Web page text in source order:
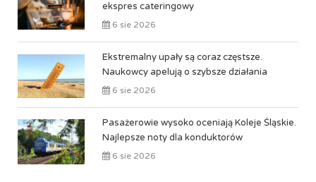
ekspres cateringowy
6 sie 2026
Ekstremalny upały są coraz częstsze.
Naukowcy apelują o szybsze działania
6 sie 2026
Pasażerowie wysoko oceniają Koleje Śląskie.
Najlepsze noty dla konduktorów
6 sie 2026